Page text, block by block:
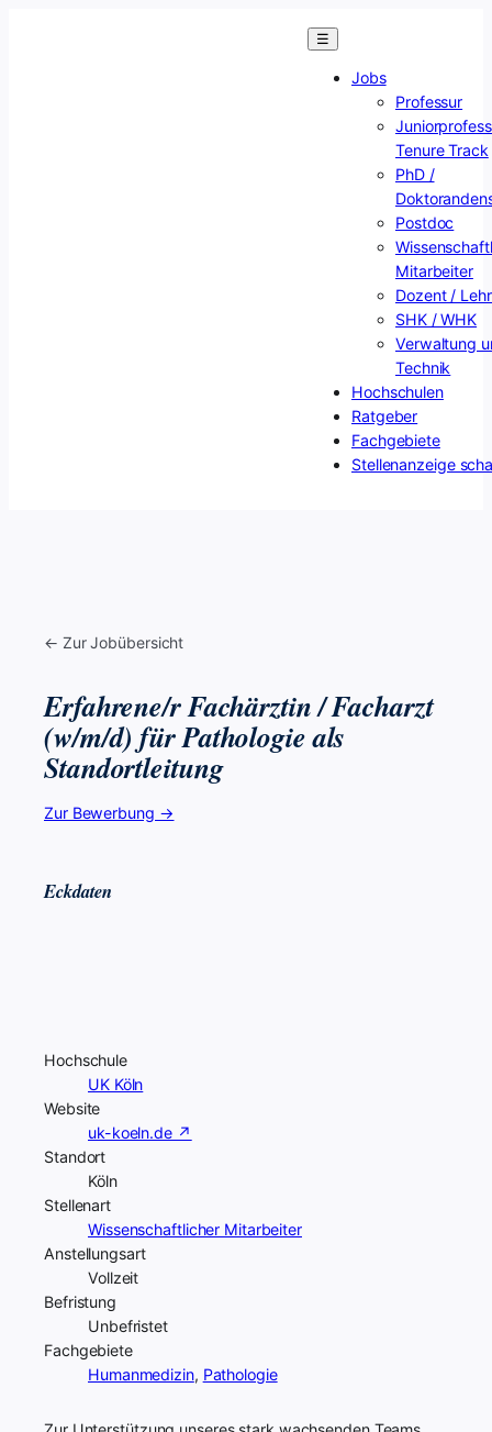
☰
Jobs
Professur
Tenure Track
PhD /
Postdoc
Mitarbeiter
Dozent /
SHK / WHK
Verwaltung
Technik
Hochschulen
Ratgeber
Fachgebiete
Stellenanzeige
← Zur Jobübersicht
Erfahrene/r Fachärztin / Facharzt
(w/m/d) für Pathologie als
Standortleitung
Zur Bewerbung →
Eckdaten
Hochschule
UK Köln
Website
uk-koeln.de ↗
Standort
Köln
Stellenart
Wissenschaftlicher Mitarbeiter
Anstellungsart
Vollzeit
Befristung
Unbefristet
Fachgebiete
Humanmedizin, Pathologie